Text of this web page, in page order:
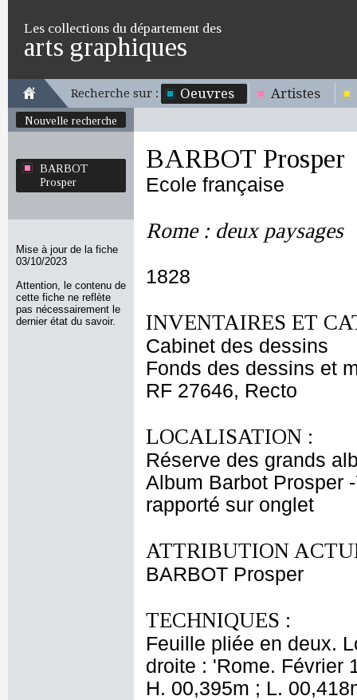
Les collections du département des
arts graphiques
Recherche sur : Oeuvres Artistes
Nouvelle recherche
BARBOT
Prosper
Mise à jour de la fiche
03/10/2023
Attention, le contenu de
cette fiche ne reflète
pas nécessairement le
dernier état du savoir.
BARBOT Prosper
Ecole française
Rome : deux paysages
1828
INVENTAIRES ET
Cabinet des dessins
Fonds des dessins et
RF 27646, Recto
LOCALISATION :
Réserve des grands
Album Barbot Prosper
rapporté sur onglet
ATTRIBUTION
BARBOT Prosper
TECHNIQUES :
Feuille pliée en deux.
droite : 'Rome. Février
H. 00,395m ; L.